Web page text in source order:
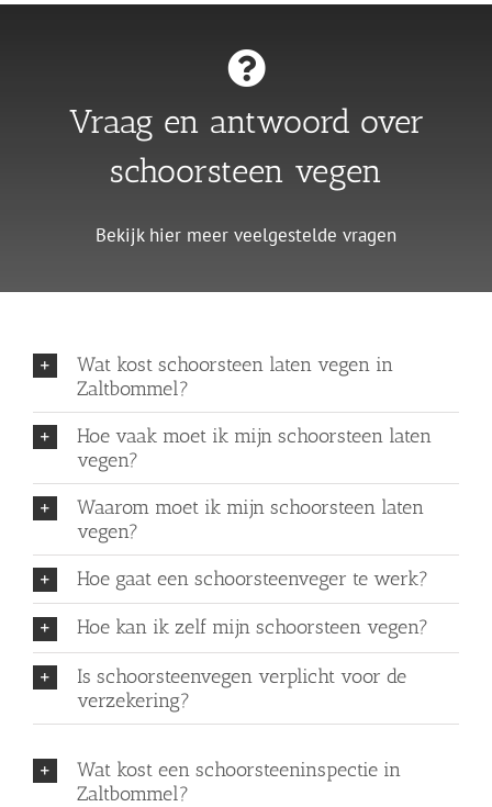
Vraag en antwoord over
schoorsteen vegen
Bekijk hier meer veelgestelde vragen
Wat kost schoorsteen laten vegen in
Zaltbommel?
Hoe vaak moet ik mijn schoorsteen laten
vegen?
Waarom moet ik mijn schoorsteen laten
vegen?
Hoe gaat een schoorsteenveger te werk?
Hoe kan ik zelf mijn schoorsteen vegen?
Is schoorsteenvegen verplicht voor de
verzekering?
Wat kost een schoorsteeninspectie in
Zaltbommel?